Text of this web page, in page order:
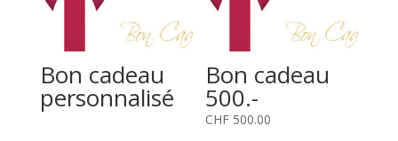
Bon cadeau
personnalisé
Bon cadeau
500.-
CHF 500.00